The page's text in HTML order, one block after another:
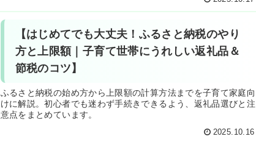
【はじめてでも大丈夫！ふるさと納税のやり
方と上限額｜子育て世帯にうれしい返礼品＆
節税のコツ】
ふるさと納税の始め方から上限額の計算方法までを子育て家庭向
けに解説。初心者でも迷わず手続きできるよう、返礼品選びと注
意点をまとめています。
2025.10.16